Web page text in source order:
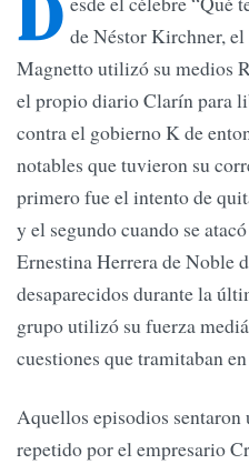
de Néstor Kirchner,
Magnetto utilizó su medios
el propio diario Clarín para
contra el gobierno K de
notables que tuvieron su
primero fue el intento de
y el segundo cuando se
Ernestina Herrera de Noble
desaparecidos durante la
grupo utilizó su fuerza
cuestiones que tramitaban
Aquellos episodios sentaron
repetido por el empresario